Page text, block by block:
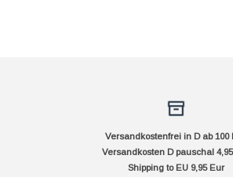
Versandkostenfrei in D ab 100
Versandkosten D pauschal
Shipping to EU 9,95 Eur